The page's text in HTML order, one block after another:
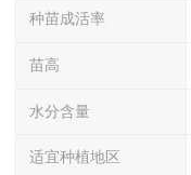
种苗成活率
苗高
水分含量
适宜种植地区